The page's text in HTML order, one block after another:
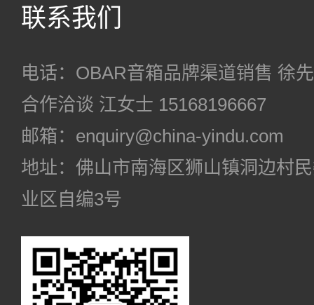
联系我们
电话：OBAR音箱品牌渠道销售 徐
合作洽谈 江女士 15168196667
邮箱：enquiry@china-yindu.com
地址：佛山市南海区狮山镇洞边村
业区自编3号